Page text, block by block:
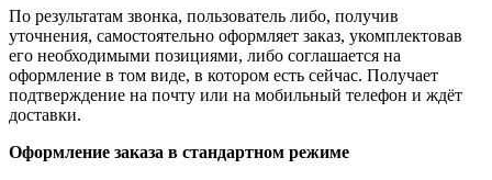
По результатам звонка, пользователь либо, получив
уточнения, самостоятельно оформляет заказ, укомплектовав
его необходимыми позициями, либо соглашается на
оформление в том виде, в котором есть сейчас. Получает
подтверждение на почту или на мобильный телефон и ждёт
доставки.
Оформление заказа в стандартном режиме